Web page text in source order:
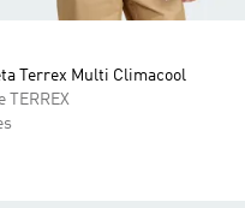
Terrex Multi Climacool
TERREX